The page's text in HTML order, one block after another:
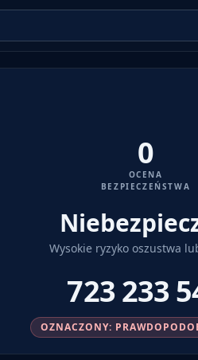
0
OCENA
BEZPIECZEŃSTWA
Wysokie ryzyko oszustwa
723 233
OZNACZONY: